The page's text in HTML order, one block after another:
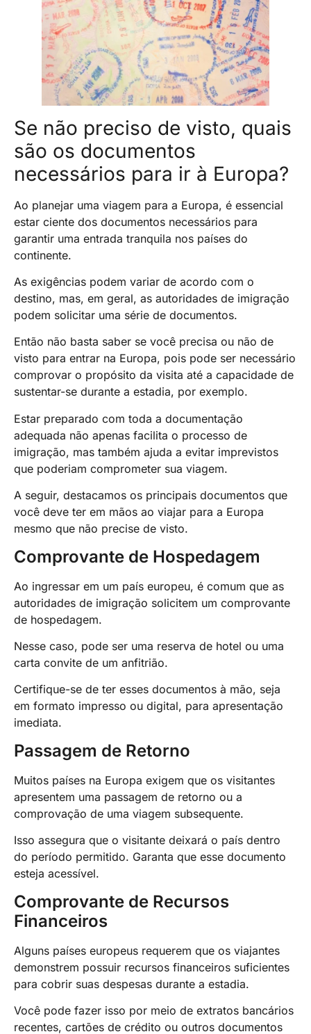
Se não preciso de visto, quais
são os documentos
necessários para ir à Europa?
Ao planejar uma viagem para a Europa, é essencial
estar ciente dos documentos necessários para
garantir uma entrada tranquila nos países do
continente.
As exigências podem variar de acordo com o
destino, mas, em geral, as autoridades de imigração
podem solicitar uma série de documentos.
Então não basta saber se você precisa ou não de
visto para entrar na Europa, pois pode ser necessário
comprovar o propósito da visita até a capacidade de
sustentar-se durante a estadia, por exemplo.
Estar preparado com toda a documentação
adequada não apenas facilita o processo de
imigração, mas também ajuda a evitar imprevistos
que poderiam comprometer sua viagem.
A seguir, destacamos os principais documentos que
você deve ter em mãos ao viajar para a Europa
mesmo que não precise de visto.
Comprovante de Hospedagem
Ao ingressar em um país europeu, é comum que as
autoridades de imigração solicitem um comprovante
de hospedagem.
Nesse caso, pode ser uma reserva de hotel ou uma
carta convite de um anfitrião.
Certifique-se de ter esses documentos à mão, seja
em formato impresso ou digital, para apresentação
imediata.
Passagem de Retorno
Muitos países na Europa exigem que os visitantes
apresentem uma passagem de retorno ou a
comprovação de uma viagem subsequente.
Isso assegura que o visitante deixará o país dentro
do período permitido. Garanta que esse documento
esteja acessível.
Comprovante de Recursos
Financeiros
Alguns países europeus requerem que os viajantes
demonstrem possuir recursos financeiros suficientes
para cobrir suas despesas durante a estadia.
Você pode fazer isso por meio de extratos bancários
recentes, cartões de crédito ou outros documentos